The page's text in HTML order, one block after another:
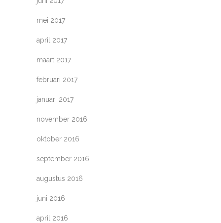
mei 2017
april 2017
maart 2017
februari 2017
januari 2017
november 2016
oktober 2016
september 2016
augustus 2016
juni 2016
april 2016